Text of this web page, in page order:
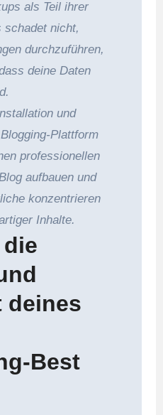
als Teil ihrer
schadet nicht,
durchzuführen,
deine Daten
und
Plattform
professionellen
aufbauen und
konzentrieren
Inhalte.
deines
Best